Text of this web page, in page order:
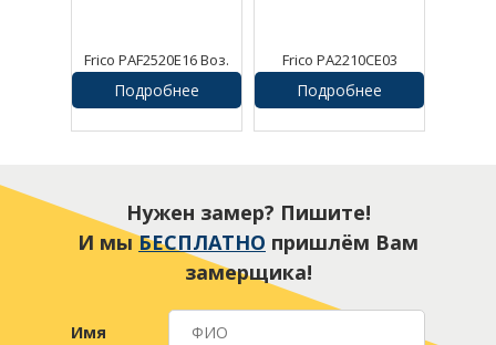
Frico PAF2520E16 Воз.
завеса Pamir
Подробнее
Frico PA2210CE03
Воздушная завеса
Подробнее
Нужен замер? Пишите!
И мыБЕСПЛАТНО пришлём Вам
замерщика!
Имя